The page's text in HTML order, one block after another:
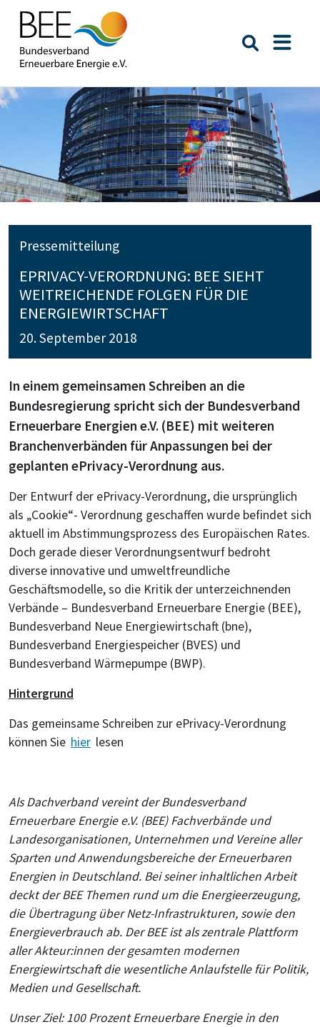
Suche
Pressemitteilung
EPRIVACY-VERORDNUNG: BEE SIEHT
WEITREICHENDE FOLGEN FÜR DIE
ENERGIEWIRTSCHAFT
20. September 2018
In einem gemeinsamen Schreiben an die
Bundesregierung spricht sich der Bundesverband
Erneuerbare Energien e.V. (BEE) mit weiteren
Branchenverbänden für Anpassungen bei der
geplanten ePrivacy-Verordnung aus.
Der Entwurf der ePrivacy-Verordnung, die ursprünglich
als „Cookie“- Verordnung geschaffen wurde befindet sich
aktuell im Abstimmungsprozess des Europäischen Rates.
Doch gerade dieser Verordnungsentwurf bedroht
diverse innovative und umweltfreundliche
Geschäftsmodelle, so die Kritik der unterzeichnenden
Verbände – Bundesverband Erneuerbare Energie (BEE),
Bundesverband Neue Energiewirtschaft (bne),
Bundesverband Energiespeicher (BVES) und
Bundesverband Wärmepumpe (BWP).
Hintergrund
Das gemeinsame Schreiben zur ePrivacy-Verordnung
können Sie hier lesen
Als Dachverband vereint der Bundesverband
Erneuerbare Energie e.V. (BEE) Fachverbände und
Landesorganisationen, Unternehmen und Vereine aller
Sparten und Anwendungsbereiche der Erneuerbaren
Energien in Deutschland. Bei seiner inhaltlichen Arbeit
deckt der BEE Themen rund um die Energieerzeugung,
die Übertragung über Netz-Infrastrukturen, sowie den
Energieverbrauch ab. Der BEE ist als zentrale Plattform
aller Akteur:innen der gesamten modernen
Energiewirtschaft die wesentliche Anlaufstelle für Politik,
Medien und Gesellschaft.
Unser Ziel: 100 Prozent Erneuerbare Energie in den